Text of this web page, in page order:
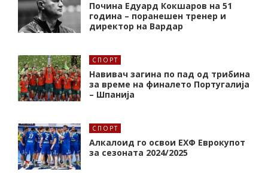
Почина Едуард Кокшаров на 51
година – поранешен тренер и
директор на Вардар
СПОРТ
Навивач загина по пад од трибина
за време на финалето Португалија
– Шпанија
СПОРТ
Алкалоид го освои ЕХФ Еврокупот
за сезоната 2024/2025